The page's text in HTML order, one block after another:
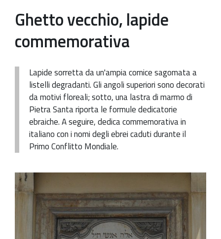
Patrimonio Storico-Artistico
Ufficio Esportazione
Servizi
Galleria
Contatti
Ghetto vecchio, lapide
commemorativa
Lapide sorretta da un'ampia cornice sagomata a
listelli degradanti. Gli angoli superiori sono decorati
da motivi floreali; sotto, una lastra di marmo di
Pietra Santa riporta le formule dedicatorie
ebraiche. A seguire, dedica commemorativa in
italiano con i nomi degli ebrei caduti durante il
Primo Conflitto Mondiale.